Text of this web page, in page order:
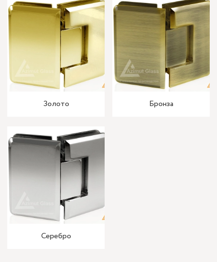
Золото Бронза
Серебро